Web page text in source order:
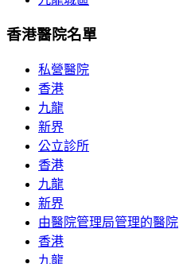
香港醫院名單
私營醫院
香港
九龍
新界
公立診所
香港
九龍
新界
由醫院管理局管理的醫院
香港
九龍